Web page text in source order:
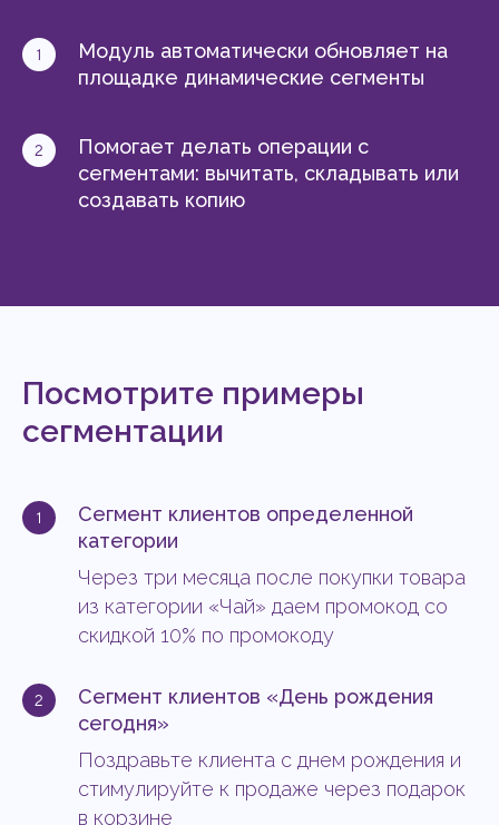
Модуль автоматически обновляет на
площадке динамические сегменты
Помогает делать операции с
сегментами: вычитать, складывать или
создавать копию
Посмотрите примеры
сегментации
Сегмент клиентов определенной
категории
Через три месяца после покупки товара
из категории «Чай» даем промокод со
скидкой 10% по промокоду
Сегмент клиентов «День рождения
сегодня»
Поздравьте клиента с днем рождения и
стимулируйте к продаже через подарок
в корзине